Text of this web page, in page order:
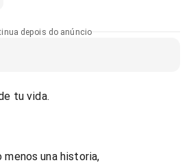
depois do anúncio
tu vida.
una historia,